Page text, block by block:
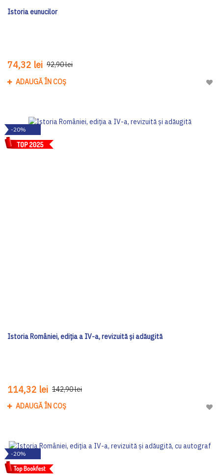
Istoria eunucilor
74,32 lei 92,90 lei
ADAUGĂ ÎN COȘ
-20%
Istoria României, ediția a IV-a, revizuită și adăugită
114,32 lei 142,90 lei
ADAUGĂ ÎN COȘ
-20%